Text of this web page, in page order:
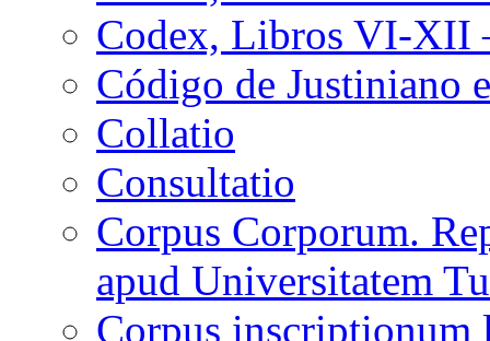
Codex, Libros VI-XII
Código de Justiniano
Collatio
Consultatio
Corpus Corporum.
apud Universitatem
Corpus